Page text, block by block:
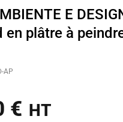
E
en plâtre à
AP
€ HT